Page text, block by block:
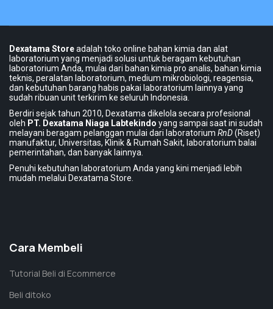
Dexatama Storeadalah toko online bahan kimia dan alat
laboratorium yang menjadi solusi untuk beragam kebutuhan
laboratorium Anda, mulai dari bahan kimia pro analis, bahan kimia
teknis, peralatan laboratorium, medium mikrobiologi, reagensia,
dan kebutuhan barang habis pakai laboratorium lainnya yang
sudah ribuan unit terkirim ke seluruh Indonesia.
Berdiri sejak tahun 2010, Dexatama dikelola secara profesional
oleh PT. Dexatama Niaga Labtekindo yang sampai saat ini sudah
melayani beragam pelanggan mulai dari laboratorium RnD(Riset)
manufaktur, Universitas, Klinik & Rumah Sakit, laboratorium balai
pemerintahan, dan banyak lainnya.
Penuhi kebutuhan laboratorium Anda yang kini menjadi lebih
mudah melalui Dexatama Store.
Cara Membeli
Tutorial Beli di Ecommerce
Beli ditoko